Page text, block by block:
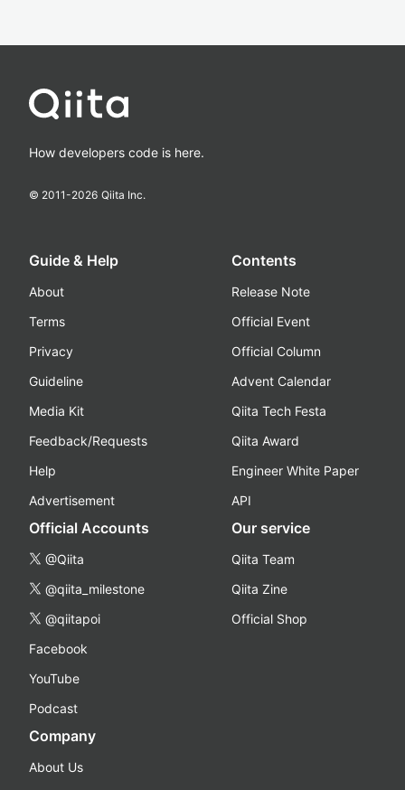
How developers code is here.
© 2011-2026 Qiita Inc.
Guide & Help
About
Terms
Privacy
Guideline
Media Kit
Feedback/Requests
Help
Advertisement
Contents
Release Note
Official Event
Official Column
Advent Calendar
Qiita Tech Festa
Qiita Award
Engineer White Paper
API
Official Accounts
@Qiita
@qiita_milestone
@qiitapoi
Facebook
YouTube
Podcast
Our service
Qiita Team
Qiita Zine
Official Shop
Company
About Us